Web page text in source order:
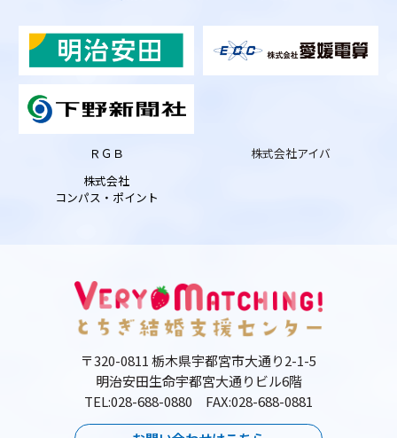
ＲＧＢ
株式会社アイバ
株式会社
コンパス・ポイント
〒320-0811 栃木県宇都宮市大通り2-1-5
明治安田生命宇都宮大通りビル6階
TEL:028-688-0880 FAX:028-688-0881